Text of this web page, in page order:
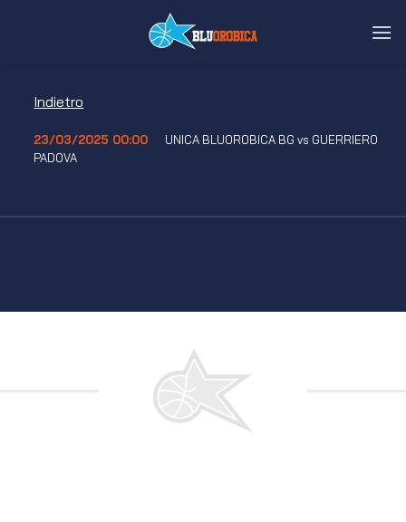
Indietro
23/03/2025 00:00
UNICA BLUOROBICA BG vs GUERRIERO
PADOVA